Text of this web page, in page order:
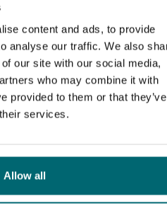
content and ads, to provide
analyse our traffic. We also
our site with our social media,
who may combine it with
provided to them or that they’ve
services.
Allow all
carpnews